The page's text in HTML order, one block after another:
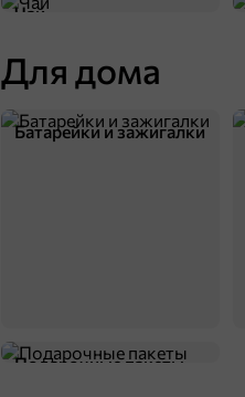
Чай
Для дома
Батарейки и зажигалки
Подарочные пакеты